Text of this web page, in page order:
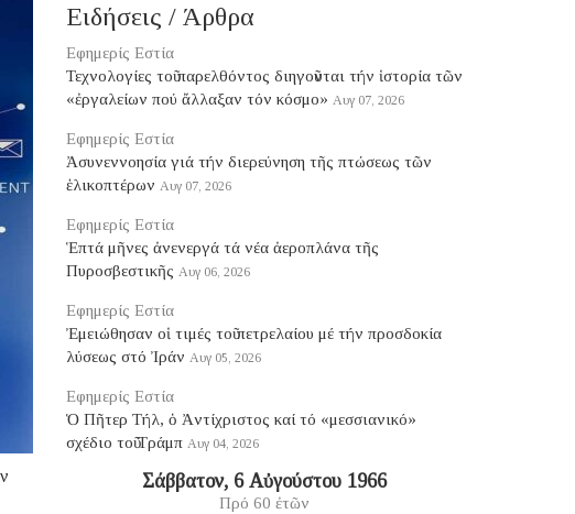
Ειδήσεις / Άρθρα
Εφημερίς Εστία
Τεχνολογίες τοῦ παρελθόντος διηγοῦνται τήν ἱστορία τῶν
«ἐργαλείων πού ἄλλαξαν τόν κόσμο» Αυγ 07, 2026
Εφημερίς Εστία
Ἀσυνεννοησία γιά τήν διερεύνηση τῆς πτώσεως τῶν
ἑλικοπτέρων Αυγ 07, 2026
Εφημερίς Εστία
Ἑπτά μῆνες ἀνενεργά τά νέα ἀεροπλάνα τῆς
Πυροσβεστικῆς Αυγ 06, 2026
Εφημερίς Εστία
Ἐμειώθησαν οἱ τιμές τοῦ πετρελαίου μέ τήν προσδοκία
λύσεως στό Ἰράν Αυγ 05, 2026
Εφημερίς Εστία
Ὁ Πῆτερ Τήλ, ὁ Ἀντίχριστος καί τό «μεσσιανικό»
σχέδιο τοῦ Τράμπ Αυγ 04, 2026
Σάββατον, 6 Αὐγούστου 1966
Πρό 60 ἐτῶν